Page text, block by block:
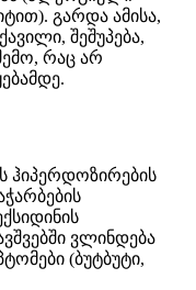
გარდა ამისა,
შეშუპება,
რაც არ
ჰიპერდოზირების
ვლინდება
(ბუტბუტი,